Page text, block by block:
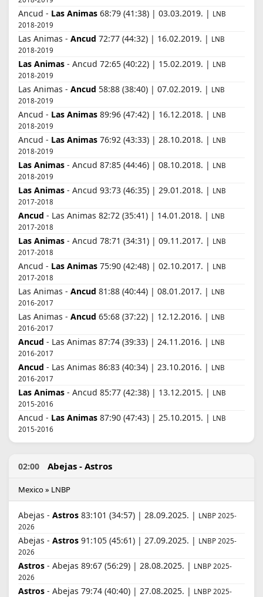
Ancud - Las Animas 68:79 (41:38) | 03.03.2019. | LNB
2018-2019
Las Animas - Ancud 72:77 (44:32) | 16.02.2019. | LNB
2018-2019
Las Animas - Ancud 72:65 (40:22) | 15.02.2019. | LNB
2018-2019
Las Animas - Ancud 58:88 (38:40) | 07.02.2019. | LNB
2018-2019
Ancud - Las Animas 89:96 (47:42) | 16.12.2018. | LNB
2018-2019
Ancud - Las Animas 76:92 (43:33) | 28.10.2018. | LNB
2018-2019
Las Animas - Ancud 87:85 (44:46) | 08.10.2018. | LNB
2018-2019
Las Animas - Ancud 93:73 (46:35) | 29.01.2018. | LNB
2017-2018
Ancud - Las Animas 82:72 (35:41) | 14.01.2018. | LNB
2017-2018
Las Animas - Ancud 78:71 (34:31) | 09.11.2017. | LNB
2017-2018
Ancud - Las Animas 75:90 (42:48) | 02.10.2017. | LNB
2017-2018
Las Animas - Ancud 81:88 (40:44) | 08.01.2017. | LNB
2016-2017
Las Animas - Ancud 65:68 (37:22) | 12.12.2016. | LNB
2016-2017
Ancud - Las Animas 87:74 (39:33) | 24.11.2016. | LNB
2016-2017
Ancud - Las Animas 86:83 (40:34) | 23.10.2016. | LNB
2016-2017
Las Animas - Ancud 85:77 (42:38) | 13.12.2015. | LNB
2015-2016
Ancud - Las Animas 87:90 (47:43) | 25.10.2015. | LNB
2015-2016
02:00 Abejas - Astros
Mexico » LNBP
Abejas - Astros 83:101 (34:57) | 28.09.2025. | LNBP 2025-
2026
Abejas - Astros 91:105 (45:61) | 27.09.2025. | LNBP 2025-
2026
Astros - Abejas 89:67 (56:29) | 28.08.2025. | LNBP 2025-
2026
Astros - Abejas 79:74 (40:40) | 27.08.2025. | LNBP 2025-